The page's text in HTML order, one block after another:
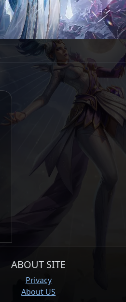
ABOUT SITE
Privacy
About US